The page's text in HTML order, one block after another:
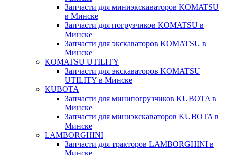
Запчасти для миниэкскаваторов KOMATSU
в Минске
Запчасти для погрузчиков KOMATSU в
Минске
Запчасти для экскаваторов KOMATSU в
Минске
KOMATSU UTILITY
Запчасти для экскаваторов KOMATSU
UTILITY в Минске
KUBOTA
Запчасти для минипогрузчиков KUBOTA в
Минске
Запчасти для миниэкскаваторов KUBOTA в
Минске
LAMBORGHINI
Запчасти для тракторов LAMBORGHINI в
Минске